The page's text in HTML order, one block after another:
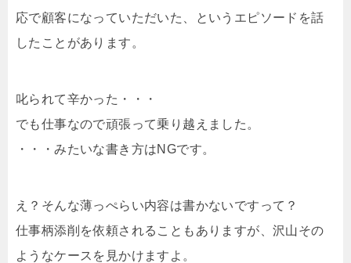
応で顧客になっていただいた、というエピソードを話
したことがあります。
叱られて辛かった・・・
でも仕事なので頑張って乗り越えました。
・・・みたいな書き方はNGです。
え？そんな薄っぺらい内容は書かないですって？
仕事柄添削を依頼されることもありますが、沢山その
ようなケースを見かけますよ。